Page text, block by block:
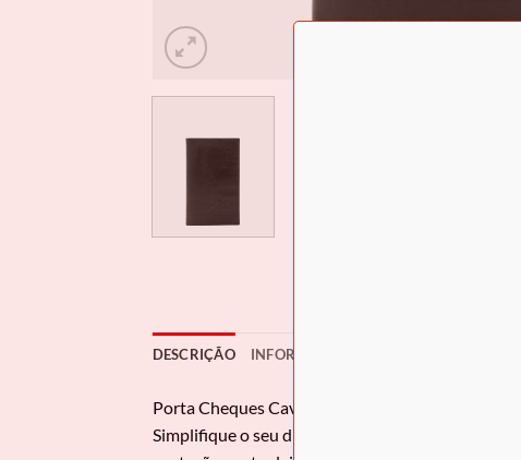
DESCRIÇÃO INFORMAÇÃO ADICIONAL
Porta Cheques Cavalinho
Simplifique o seu dia a dia com o porta-cheques